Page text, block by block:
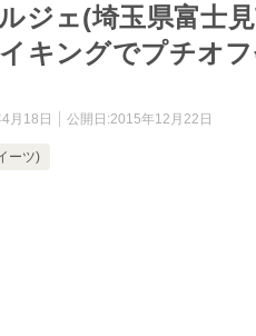
ジェ(埼玉県富士
キングでプチオフ
月18日 公開日:2015年12月22日
ーツ)